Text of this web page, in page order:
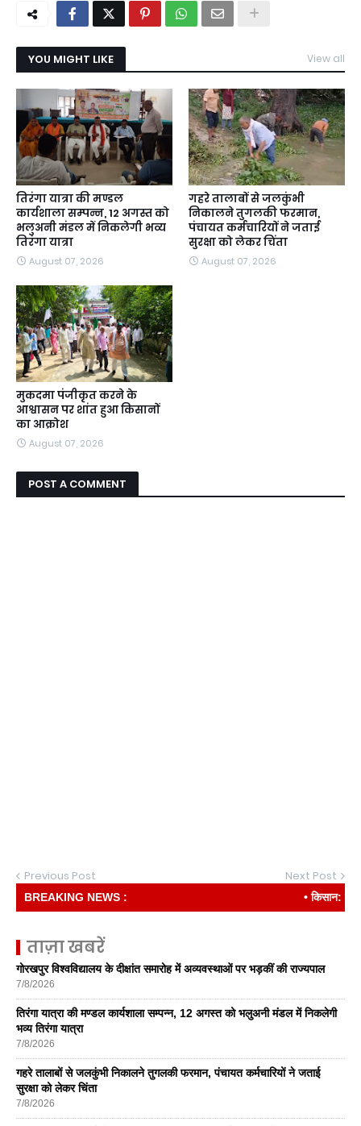
YOU MIGHT LIKE View all
तिरंगा यात्रा की मण्डल
कार्यशाला सम्पन्न, 12 अगस्त को
भलुअनी मंडल में निकलेगी भव्य
तिरंगा यात्रा
August 07, 2026
गहरे तालाबों से जलकुंभी
निकालने तुगलकी फरमान,
पंचायत कर्मचारियों ने जताई
सुरक्षा को लेकर चिंता
August 07, 2026
मुकदमा पंजीकृत करने के
आश्वासन पर शांत हुआ किसानों
का आक्रोश
August 07, 2026
POST A COMMENT
Previous Post Next Post
BREAKING NEWS : • किसान: देश की
ताज़ा खबरें
गोरखपुर विश्वविद्यालय के दीक्षांत समारोह में अव्यवस्थाओं पर भड़कीं की राज्यपाल
7/8/2026
तिरंगा यात्रा की मण्डल कार्यशाला सम्पन्न, 12 अगस्त को भलुअनी मंडल में निकलेगी
भव्य तिरंगा यात्रा
7/8/2026
गहरे तालाबों से जलकुंभी निकालने तुगलकी फरमान, पंचायत कर्मचारियों ने जताई
सुरक्षा को लेकर चिंता
7/8/2026